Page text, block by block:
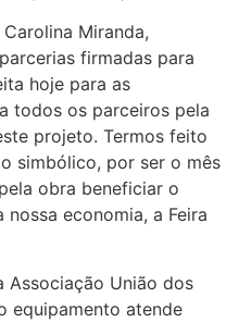
Miranda,
firmadas para
hoje para as
todos os parceiros pela
projeto. Termos feito
simbólico, por ser o mês
obra beneficiar o
economia, a Feira
Associação União dos
equipamento atende